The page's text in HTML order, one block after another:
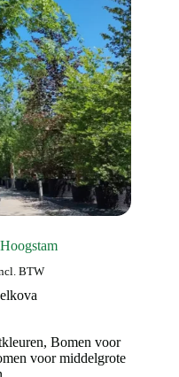
BTW
, Bomen voor
voor middelgrote